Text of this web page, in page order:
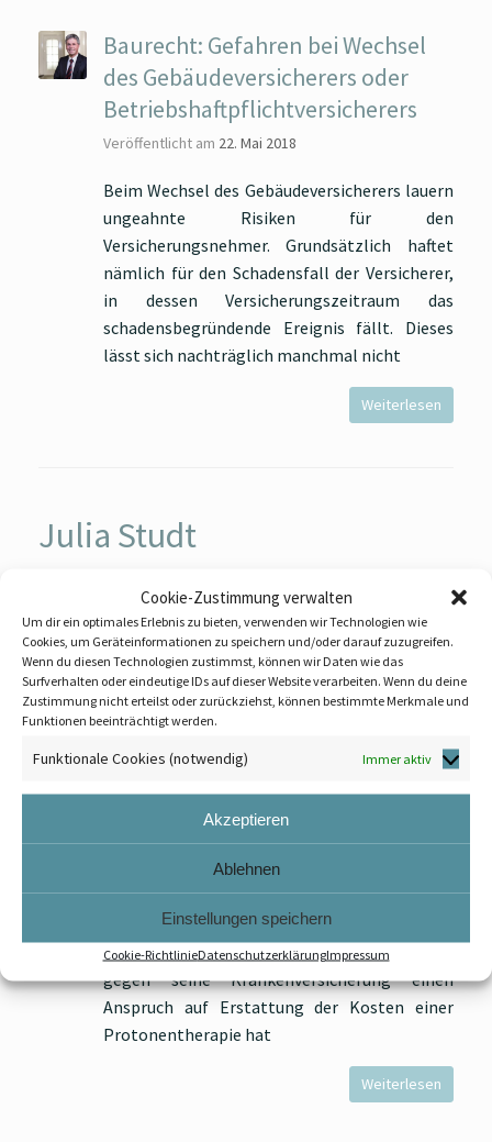
Cookie-Zustimmung verwalten
Um dir ein optimales Erlebnis zu bieten, verwenden wir Technologien wie
Cookies, um Geräteinformationen zu speichern und/oder darauf zuzugreifen.
Wenn du diesen Technologien zustimmst, können wir Daten wie das
Surfverhalten oder eindeutige IDs auf dieser Website verarbeiten. Wenn du deine
Zustimmung nicht erteilst oder zurückziehst, können bestimmte Merkmale und
Funktionen beeinträchtigt werden.
Funktionale Cookies (notwendig) Immer aktiv
Akzeptieren
Ablehnen
Einstellungen speichern
Cookie-RichtlinieDatenschutzerklärungImpressum
Baurecht: Gefahren bei Wechsel
des Gebäudeversicherers oder
Betriebshaftpflichtversicherers
Veröffentlicht am 22. Mai 2018
Beim Wechsel des Gebäudeversicherers lauern
ungeahnte Risiken für den
Versicherungsnehmer. Grundsätzlich haftet
nämlich für den Schadensfall der Versicherer,
in dessen Versicherungszeitraum das
schadensbegründende Ereignis fällt. Dieses
lässt sich nachträglich manchmal nicht
Weiterlesen
Julia Studt
Zivilrecht: Protonentherapie –
Kostenübernahme durch die
private Krankenversicherung
Veröffentlicht am13. November 2017
Das Landgericht Dortmund hat mit Urteil vom
28.6.2017 (AZ: 2 O 106/15) nach einer
durchgeführten Beweisaufnahme
entschieden, dass der Versicherungsnehmer
gegen seine Krankenversicherung einen
Anspruch auf Erstattung der Kosten einer
Protonentherapie hat
Weiterlesen